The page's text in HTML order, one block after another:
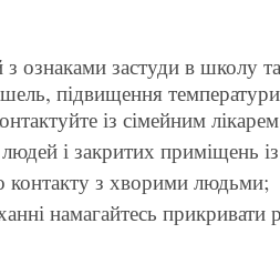
з ознаками застуди в школу
підвищення температури
із сімейним
і закритих приміщень
контакту з хворими людьми;
намагайтесь прикривати